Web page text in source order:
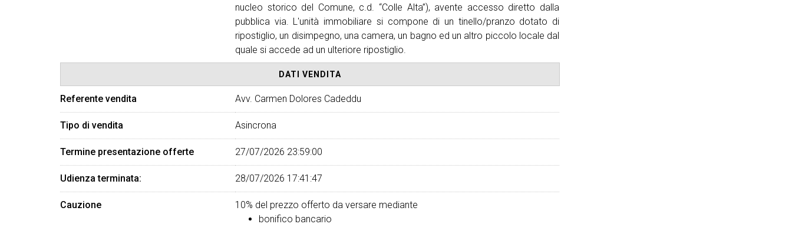
nucleo storico del Comune, c.d. “Colle Alta”), avente accesso diretto dalla
pubblica via. L'unità immobiliare si compone di un tinello/pranzo dotato di
ripostiglio, un disimpegno, una camera, un bagno ed un altro piccolo locale dal
quale si accede ad un ulteriore ripostiglio.
DATI VENDITA
Referente vendita Avv. Carmen Dolores Cadeddu
Tipo di vendita Asincrona
Termine presentazione offerte 27/07/2026 23:59:00
Udienza terminata: 28/07/2026 17:41:47
Cauzione 10% del prezzo offerto da versare mediante
bonifico bancario